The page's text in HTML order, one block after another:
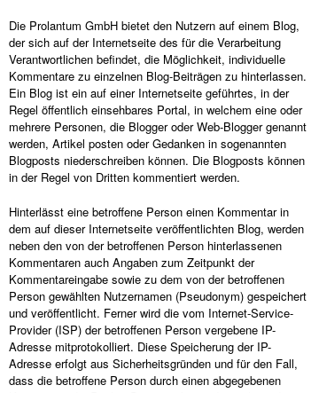
Die Prolantum GmbH bietet den Nutzern auf einem Blog,
der sich auf der Internetseite des für die Verarbeitung
Verantwortlichen befindet, die Möglichkeit, individuelle
Kommentare zu einzelnen Blog-Beiträgen zu hinterlassen.
Ein Blog ist ein auf einer Internetseite geführtes, in der
Regel öffentlich einsehbares Portal, in welchem eine oder
mehrere Personen, die Blogger oder Web-Blogger genannt
werden, Artikel posten oder Gedanken in sogenannten
Blogposts niederschreiben können. Die Blogposts können
in der Regel von Dritten kommentiert werden.
Hinterlässt eine betroffene Person einen Kommentar in
dem auf dieser Internetseite veröffentlichten Blog, werden
neben den von der betroffenen Person hinterlassenen
Kommentaren auch Angaben zum Zeitpunkt der
Kommentareingabe sowie zu dem von der betroffenen
Person gewählten Nutzernamen (Pseudonym) gespeichert
und veröffentlicht. Ferner wird die vom Internet-Service-
Provider (ISP) der betroffenen Person vergebene IP-
Adresse mitprotokolliert. Diese Speicherung der IP-
Adresse erfolgt aus Sicherheitsgründen und für den Fall,
dass die betroffene Person durch einen abgegebenen